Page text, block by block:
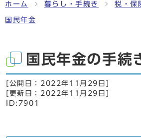
ホーム 暮らし・手続き 税・保
国民年金
国民年金の手続
[公開日： 2022年11月29日
[更新日： 2022年11月29日
ID:7901